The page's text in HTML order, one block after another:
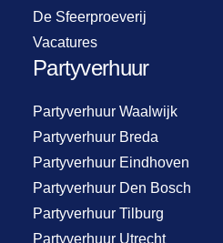
De Sfeerproeverij
Vacatures
Partyverhuur
Partyverhuur Waalwijk
Partyverhuur Breda
Partyverhuur Eindhoven
Partyverhuur Den Bosch
Partyverhuur Tilburg
Partyverhuur Utrecht